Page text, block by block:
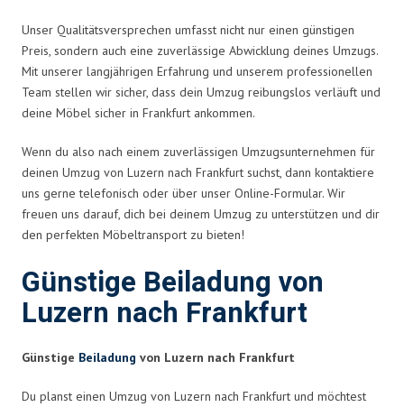
Unser Qualitätsversprechen umfasst nicht nur einen günstigen
Preis, sondern auch eine zuverlässige Abwicklung deines Umzugs.
Mit unserer langjährigen Erfahrung und unserem professionellen
Team stellen wir sicher, dass dein Umzug reibungslos verläuft und
deine Möbel sicher in Frankfurt ankommen.
Wenn du also nach einem zuverlässigen Umzugsunternehmen für
deinen Umzug von Luzern nach Frankfurt suchst, dann kontaktiere
uns gerne telefonisch oder über unser Online-Formular. Wir
freuen uns darauf, dich bei deinem Umzug zu unterstützen und dir
den perfekten Möbeltransport zu bieten!
Günstige Beiladung von
Luzern nach Frankfurt
Günstige Beiladung von Luzern nach Frankfurt
Du planst einen Umzug von Luzern nach Frankfurt und möchtest